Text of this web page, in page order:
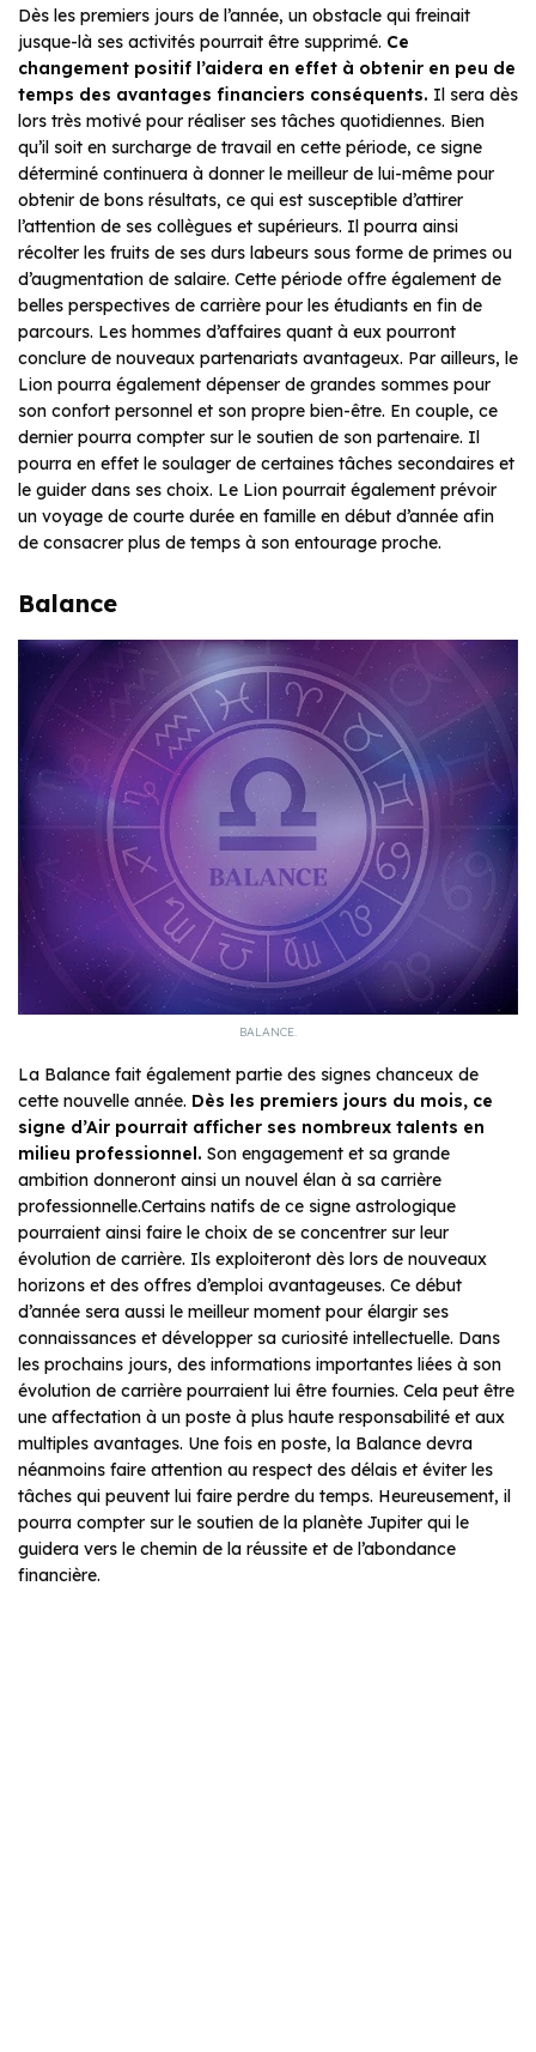
Dès les premiers jours de l’année, un obstacle qui freinait
jusque-là ses activités pourrait être supprimé. Ce
changement positif l’aidera en effet à obtenir en peu de
temps des avantages financiers conséquents. Il sera dès
lors très motivé pour réaliser ses tâches quotidiennes. Bien
qu’il soit en surcharge de travail en cette période, ce signe
déterminé continuera à donner le meilleur de lui-même pour
obtenir de bons résultats, ce qui est susceptible d’attirer
l’attention de ses collègues et supérieurs. Il pourra ainsi
récolter les fruits de ses durs labeurs sous forme de primes ou
d’augmentation de salaire. Cette période offre également de
belles perspectives de carrière pour les étudiants en fin de
parcours. Les hommes d’affaires quant à eux pourront
conclure de nouveaux partenariats avantageux. Par ailleurs, le
Lion pourra également dépenser de grandes sommes pour
son confort personnel et son propre bien-être. En couple, ce
dernier pourra compter sur le soutien de son partenaire. Il
pourra en effet le soulager de certaines tâches secondaires et
le guider dans ses choix. Le Lion pourrait également prévoir
un voyage de courte durée en famille en début d’année afin
de consacrer plus de temps à son entourage proche.
Balance
BALANCE.
La Balance fait également partie des signes chanceux de
cette nouvelle année. Dès les premiers jours du mois, ce
signe d’Air pourrait afficher ses nombreux talents en
milieu professionnel. Son engagement et sa grande
ambition donneront ainsi un nouvel élan à sa carrière
professionnelle.Certains natifs de ce signe astrologique
pourraient ainsi faire le choix de se concentrer sur leur
évolution de carrière. Ils exploiteront dès lors de nouveaux
horizons et des offres d’emploi avantageuses. Ce début
d’année sera aussi le meilleur moment pour élargir ses
connaissances et développer sa curiosité intellectuelle. Dans
les prochains jours, des informations importantes liées à son
évolution de carrière pourraient lui être fournies. Cela peut être
une affectation à un poste à plus haute responsabilité et aux
multiples avantages. Une fois en poste, la Balance devra
néanmoins faire attention au respect des délais et éviter les
tâches qui peuvent lui faire perdre du temps. Heureusement, il
pourra compter sur le soutien de la planète Jupiter qui le
guidera vers le chemin de la réussite et de l’abondance
financière.